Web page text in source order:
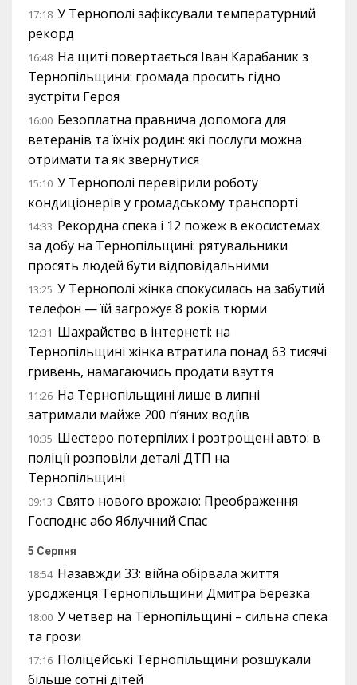
17:18 У Тернополі зафіксували температурний
рекорд
16:48 На щиті повертається Іван Карабаник з
Тернопільщини: громада просить гідно
зустріти Героя
16:00 Безоплатна правнича допомога для
ветеранів та їхніх родин: які послуги можна
отримати та як звернутися
15:10 У Тернополі перевірили роботу
кондиціонерів у громадському транспорті
14:33 Рекордна спека і 12 пожеж в екосистемах
за добу на Тернопільщині: рятувальники
просять людей бути відповідальними
13:25 У Тернополі жінка спокусилась на забутий
телефон — їй загрожує 8 років тюрми
12:31 Шахрайство в інтернеті: на
Тернопільщині жінка втратила понад 63 тисячі
гривень, намагаючись продати взуття
11:26 На Тернопільщині лише в липні
затримали майже 200 п’яних водіїв
10:35 Шестеро потерпілих і розтрощені авто: в
поліції розповіли деталі ДТП на
Тернопільщині
09:13 Свято нового врожаю: Преображення
Господнє або Яблучний Спас
5 Серпня
18:54 Назавжди 33: війна обірвала життя
уродженця Тернопільщини Дмитра Березка
18:00 У четвер на Тернопільщині – сильна спека
та грози
17:16 Поліцейські Тернопільщини розшукали
більше сотні дітей